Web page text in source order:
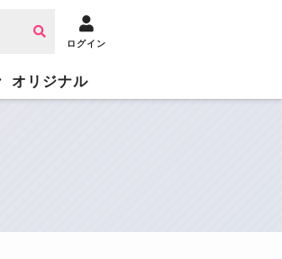
ログイン
オリジナル